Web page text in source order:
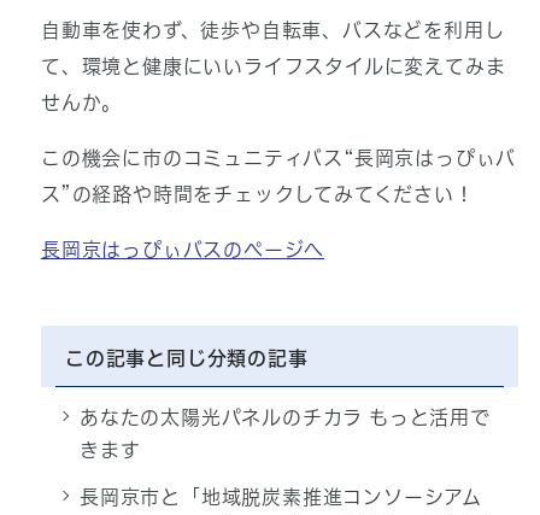
自動車を使わず、徒歩や自転車、バスなどを利用し
て、環境と健康にいいライフスタイルに変えてみま
せんか。
この機会に市のコミュニティバス“長岡京はっぴぃバ
ス”の経路や時間をチェックしてみてください！
長岡京はっぴぃバスのページへ
この記事と同じ分類の記事
あなたの太陽光パネルのチカラ もっと活用で
きます
長岡京市と「地域脱炭素推進コンソーシアム